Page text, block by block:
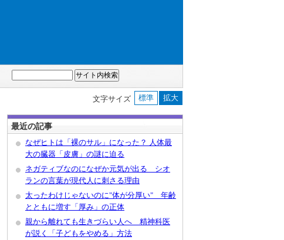
文字サイズ 標準 拡大
最近の記事
なぜヒトは「裸のサル」になった？ 人体最
大の臓器「皮膚」の謎に迫る
ネガティブなのになぜか元気が出る シオ
ランの言葉が現代人に刺さる理由
太ったわけじゃないのに"体が分厚い" 年齢
とともに増す「厚み」の正体
親から離れても生きづらい人へ 精神科医
が説く「子どもをやめる」方法